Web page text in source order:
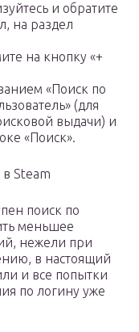
и обратите
на раздел
на кнопку «+
«Поиск по
(для
выдачи) и
«Поиск».
Steam
поиск по
меньшее
нежели при
в настоящий
и все попытки
по логину уже